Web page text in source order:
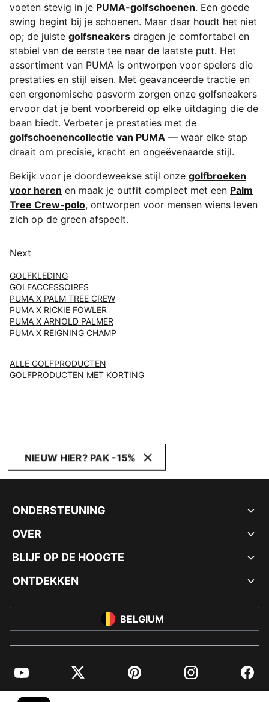
voeten stevig in je PUMA-golfschoenen. Een goede
swing begint bij je schoenen. Maar daar houdt het niet
op; de juiste golfsneakers dragen je comfortabel en
stabiel van de eerste tee naar de laatste putt. Het
assortiment van PUMA is ontworpen voor spelers die
prestaties en stijl eisen. Met geavanceerde tractie en
een ergonomische pasvorm zorgen onze golfsneakers
ervoor dat je bent voorbereid op elke uitdaging die de
baan biedt. Verbeter je prestaties met de
golfschoenencollectie van PUMA — waar elke stap
draait om precisie, kracht en ongeëvenaarde stijl.
Bekijk voor je doordeweekse stijl onze golfbroeken
voor heren en maak je outfit compleet met een Palm
Tree Crew-polo, ontworpen voor mensen wiens leven
zich op de green afspeelt.
Next
GOLFKLEDING
GOLFACCESSOIRES
PUMA X PALM TREE CREW
PUMA X RICKIE FOWLER
PUMA X ARNOLD PALMER
PUMA X REIGNING CHAMP
ALLE GOLFPRODUCTEN
GOLFPRODUCTEN MET KORTING
NIEUW HIER? PAK -15%
ONDERSTEUNING
OVER
BLIJF OP DE HOOGTE
ONTDEKKEN
BELGIUM
YouTube Twitter Pinterest Instagram